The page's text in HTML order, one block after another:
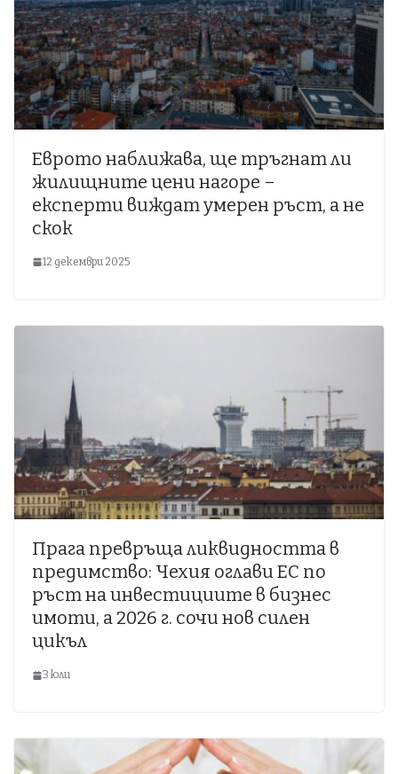
Еврото наближава, ще тръгнат ли
жилищните цени нагоре –
експерти виждат умерен ръст, а не
скок
12 декември 2025
Прага превръща ликвидността в
предимство: Чехия оглави ЕС по
ръст на инвестициите в бизнес
имоти, а 2026 г. сочи нов силен
цикъл
3 юли